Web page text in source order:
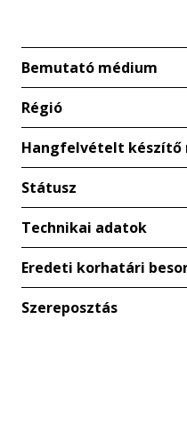
Bemutató médium
Régió
Hangfelvételt készítő
Státusz
Technikai adatok
Eredeti korhatári
Szereposztás